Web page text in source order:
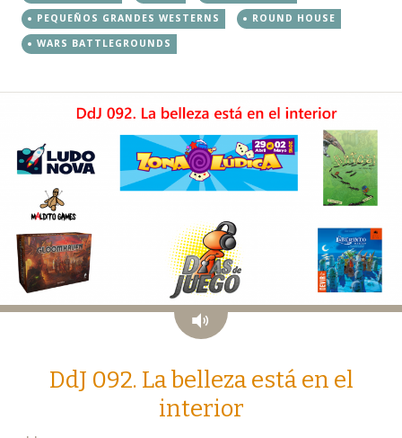
PEQUEÑOS GRANDES WESTERNS
ROUND HOUSE
WARS BATTLEGROUNDS
Audio
DdJ 092. La belleza está en el
interior